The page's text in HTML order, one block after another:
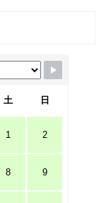
土 日
1 2
8 9